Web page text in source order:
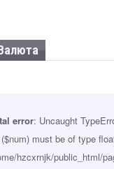
error: Uncaught
must be of type
hzcxrnjk/public_html/